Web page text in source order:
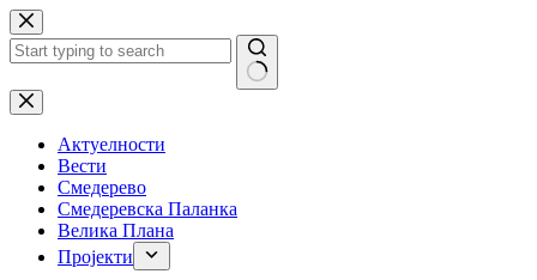
Skip
to
content
No
results
Актуелности
Вести
Смедерево
Смедеревска Паланка
Велика Плана
Пројекти